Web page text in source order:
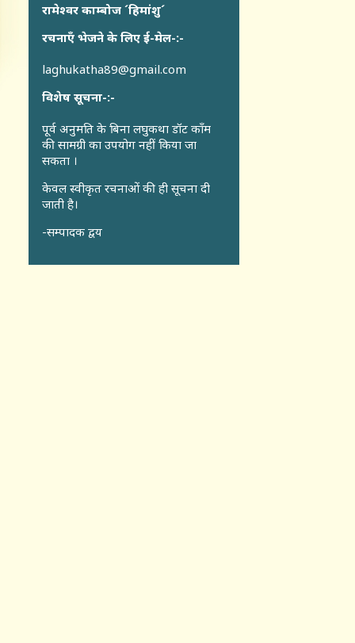
रामेश्वर काम्बोज ´हिमांशु´
रचनाएँ भेजने के लिए ई-मेल-:-
laghukatha89@gmail.com
विशेष सूचना-:-
पूर्व अनुमति के बिना लघुकथा डॉट कॉंम
की सामग्री का उपयोग नहीं किया जा
सकता ।
केवल स्वीकृत रचनाओं की ही सूचना दी
जाती है।
-सम्पादक द्वय